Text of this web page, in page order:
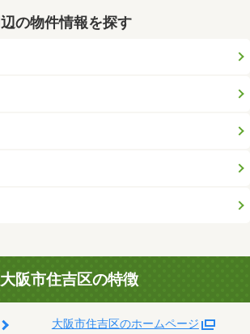
の物件情報を探す
大阪市住吉区の特徴
大阪市住吉区のホームページ